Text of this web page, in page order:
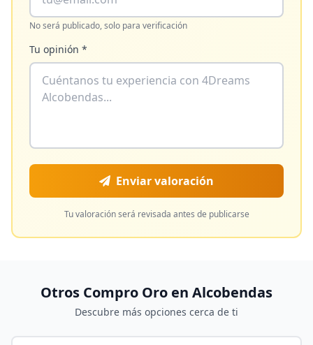
No será publicado, solo para verificación
Tu opinión *
Enviar valoración
Tu valoración será revisada antes de publicarse
Otros Compro Oro en Alcobendas
Descubre más opciones cerca de ti